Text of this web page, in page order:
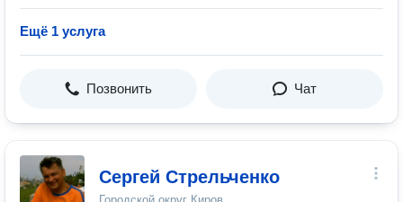
Ещё 1 услуга
Позвонить Чат
Сергей Стрельченко